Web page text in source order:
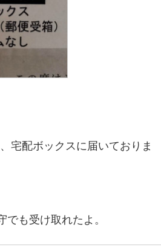
宅配ボックスに届いておりま
も受け取れたよ。